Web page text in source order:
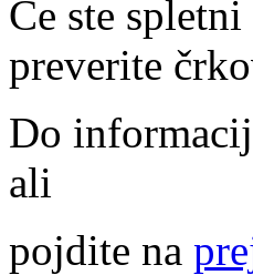
Če ste
preverite
Do
ali
pojdite na